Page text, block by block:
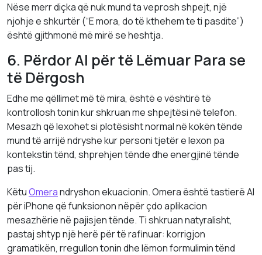
Nëse merr diçka që nuk mund ta veprosh shpejt, një
njohje e shkurtër (“E mora, do të kthehem te ti pasdite”)
është gjithmonë më mirë se heshtja.
6. Përdor AI për të Lëmuar Para se
të Dërgosh
Edhe me qëllimet më të mira, është e vështirë të
kontrollosh tonin kur shkruan me shpejtësi në telefon.
Mesazh që lexohet si plotësisht normal në kokën tënde
mund të arrijë ndryshe kur personi tjetër e lexon pa
kontekstin tënd, shprehjen tënde dhe energjinë tënde
pas tij.
KëtuOmerandryshon ekuacionin. Omera është tastierë AI
për iPhone që funksionon nëpër çdo aplikacion
mesazhërie në pajisjen tënde. Ti shkruan natyralisht,
pastaj shtyp një herë për të rafinuar: korrigjon
gramatikën, rregullon tonin dhe lëmon formulimin tënd